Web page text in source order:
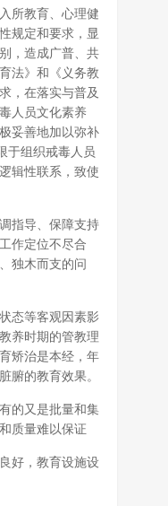
所教育、心理健
规定和要求，显
，造成广普、共
法》和《义务教
，在落实与普及
人员文化素养
妥善地加以弥补
于组织戒毒人员
辑性联系，致使
指导、保障支持
作定位不尽合
独木而支的问
态等客观因素影
养时期的管教理
矫治是本经，年
腑的教育效果。
的又是批量和集
质量难以保证
好，教育设施设